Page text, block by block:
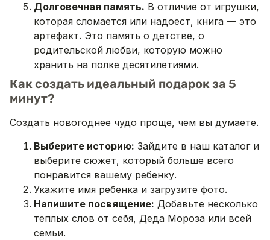
Долговечная память. В отличие от игрушки,
которая сломается или надоест, книга — это
артефакт. Это память о детстве, о
родительской любви, которую можно
хранить на полке десятилетиями.
Как создать идеальный подарок за 5
минут?
Создать новогоднее чудо проще, чем вы думаете.
Выберите историю: Зайдите в наш каталог и
выберите сюжет, который больше всего
понравится вашему ребенку.
Укажите имя ребенка и загрузите фото.
Напишите посвящение: Добавьте несколько
теплых слов от себя, Деда Мороза или всей
семьи.